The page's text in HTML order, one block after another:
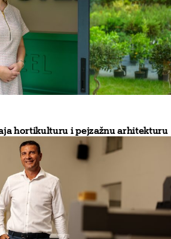
hortikulturu i pejzažnu arhitekturu